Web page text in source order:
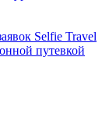
Selfie Travel
путевкой